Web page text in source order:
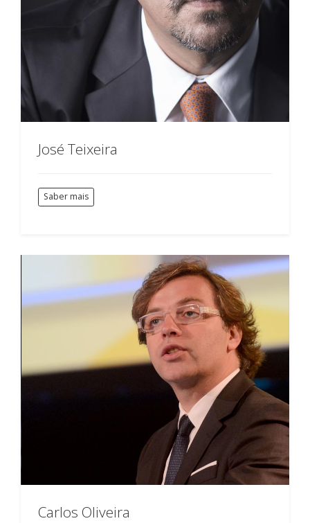
José Teixeira
Saber mais
Carlos Oliveira